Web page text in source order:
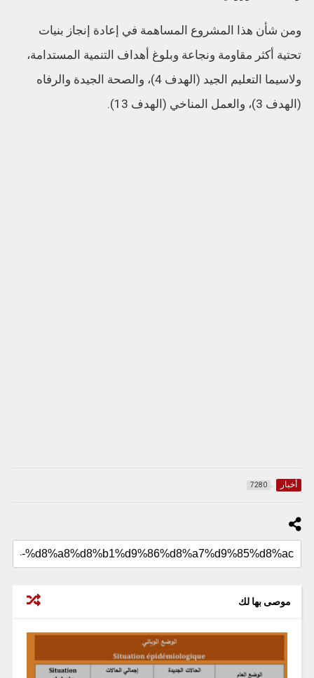
ومن شأن هذا المشروع المساهمة في إعادة إنجاز بنيات
تحتية أكثر مقاومة ونجاعة وبلوغ أهداف التنمية المستدامة،
ولاسيما التعليم الجيد (الهدف 4)، والصحة الجيدة والرفاه
(الهدف 3)، والعمل المناخي (الهدف 13).
أخبار 7280
موصى بها لك